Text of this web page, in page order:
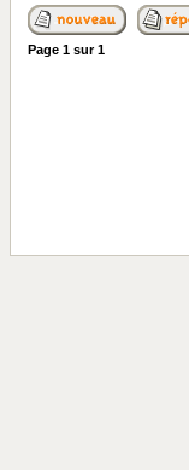
Page 1 sur1